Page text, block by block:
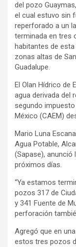
del pozo
el cual estuvo sin
reperforado a un
terminada en tres
habitantes de
zonas altas de
Guadalupe.
El Olan Hídrico de
agua derivada del
segundo
México (CAEM)
Mario Luna
Agua Potable,
(Sapase),
próximos días.
“Ya estamos
pozos 317 de
y 341 Fuente de
perforación
Agregó que en
estos tres pozos